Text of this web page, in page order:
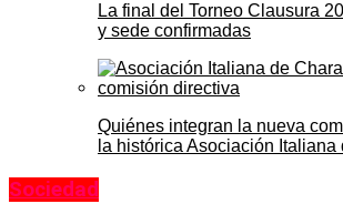
La final del Torneo Clausura
y sede confirmadas
Quiénes integran la nueva
la histórica Asociación Italiana
Sociedad